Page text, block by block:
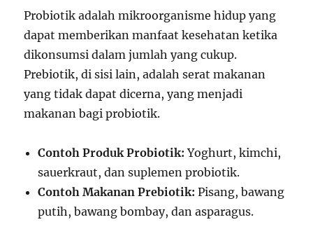
Probiotik adalah mikroorganisme hidup yang
dapat memberikan manfaat kesehatan ketika
dikonsumsi dalam jumlah yang cukup.
Prebiotik, di sisi lain, adalah serat makanan
yang tidak dapat dicerna, yang menjadi
makanan bagi probiotik.
Contoh Produk Probiotik: Yoghurt, kimchi,
sauerkraut, dan suplemen probiotik.
Contoh Makanan Prebiotik: Pisang, bawang
putih, bawang bombay, dan asparagus.